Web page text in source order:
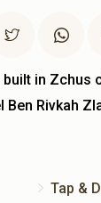
in Zchus
Ben Rivkah
Tap &